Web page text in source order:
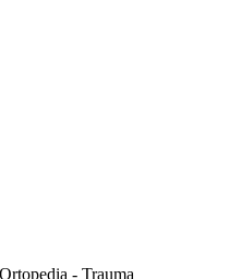
- Trauma